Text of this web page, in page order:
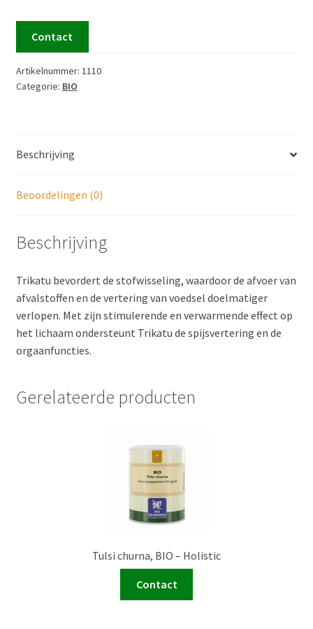
Contact
Artikelnummer: 1110
Categorie: BIO
Beschrijving
Beoordelingen (0)
Beschrijving
Trikatu bevordert de stofwisseling, waardoor de afvoer van
afvalstoffen en de vertering van voedsel doelmatiger
verlopen. Met zijn stimulerende en verwarmende effect op
het lichaam ondersteunt Trikatu de spijsvertering en de
orgaanfuncties.
Gerelateerde producten
Tulsi churna, BIO – Holistic
Contact